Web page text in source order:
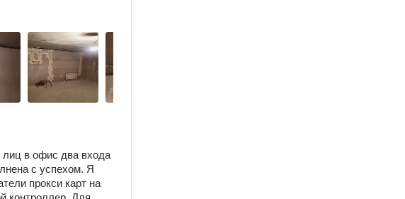
лиц в офис два входа
с успехом. Я
прокси карт на